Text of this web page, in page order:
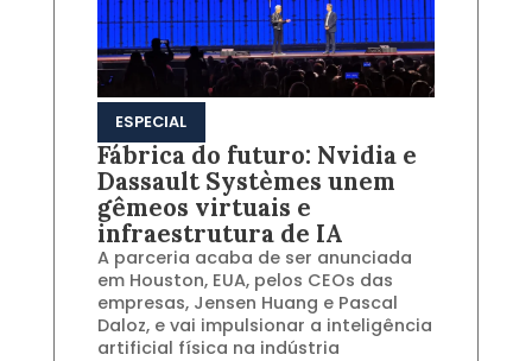
ESPECIAL
Fábrica do futuro: Nvidia e
Dassault Systèmes unem
gêmeos virtuais e
infraestrutura de IA
A parceria acaba de ser anunciada
em Houston, EUA, pelos CEOs das
empresas, Jensen Huang e Pascal
Daloz, e vai impulsionar a inteligência
artificial física na indústria